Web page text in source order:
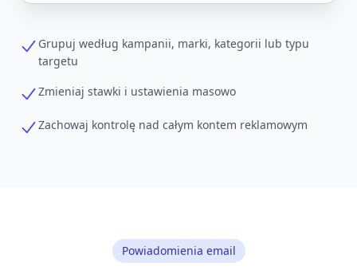
Grupuj według kampanii, marki, kategorii lub typu
targetu
Zmieniaj stawki i ustawienia masowo
Zachowaj kontrolę nad całym kontem reklamowym
Powiadomienia email